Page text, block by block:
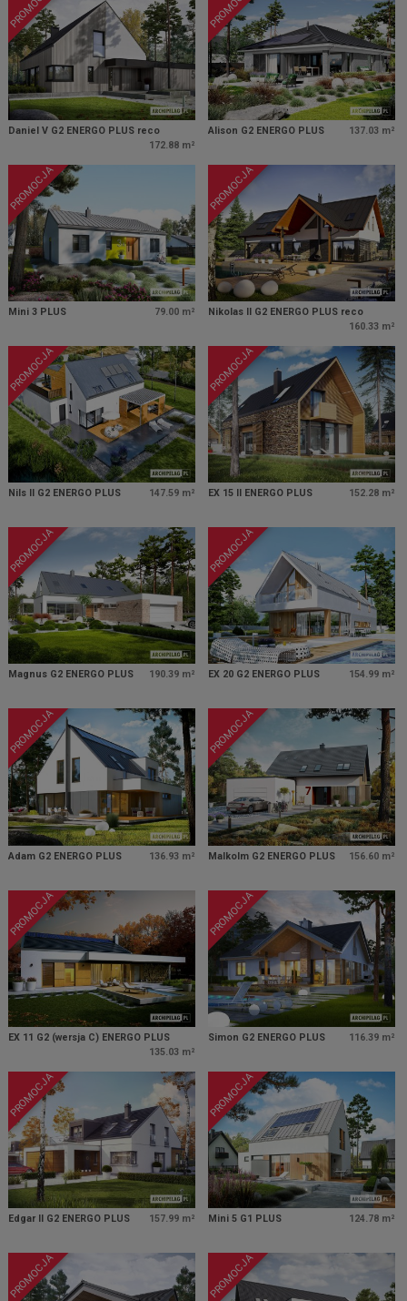
Daniel V G2 ENERGO PLUS reco
172.88 m²
Alison G2 ENERGO PLUS 137.03 m²
PROMOCJA
Mini 3 PLUS 79.00 m²
PROMOCJA
Nikolas II G2 ENERGO PLUS reco
160.33 m²
PROMOCJA
Nils II G2 ENERGO PLUS 147.59 m²
PROMOCJA
EX 15 II ENERGO PLUS 152.28 m²
PROMOCJA
Magnus G2 ENERGO PLUS 190.39 m²
PROMOCJA
EX 20 G2 ENERGO PLUS 154.99 m²
PROMOCJA
Adam G2 ENERGO PLUS 136.93 m²
PROMOCJA
Malkolm G2 ENERGO PLUS 156.60 m²
PROMOCJA
EX 11 G2 (wersja C) ENERGO PLUS
135.03 m²
PROMOCJA
Simon G2 ENERGO PLUS 116.39 m²
PROMOCJA
Edgar II G2 ENERGO PLUS 157.99 m²
PROMOCJA
Mini 5 G1 PLUS 124.78 m²
PROMOCJA PROMOCJA